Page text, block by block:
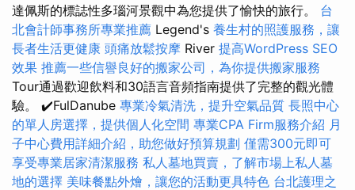
達佩斯的標誌性多瑙河景觀中為您提供了愉快的旅行。 台
北會計師事務所專業推薦 Legend's 養生村的照護服務，讓
長者生活更健康 頭痛放鬆按摩 River 提高WordPress SEO
效果 推薦一些信譽良好的搬家公司，為你提供搬家服務
Tour通過歡迎飲料和30語言音頻指南提供了完整的觀光體
驗。 ✔️FulDanube 專業冷氣清洗，提升空氣品質 長照中心
的單人房選擇，提供個人化空間 專業CPA Firm服務介紹 月
子中心費用詳細介紹，助您做好預算規劃 僅需300元即可
享受專業居家清潔服務 私人墓地買賣，了解市場上私人墓
地的選擇 美味餐點外燴，讓您的活動更具特色 台北護理之